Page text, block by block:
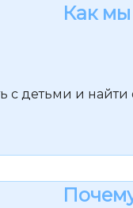
Как
с детьми и